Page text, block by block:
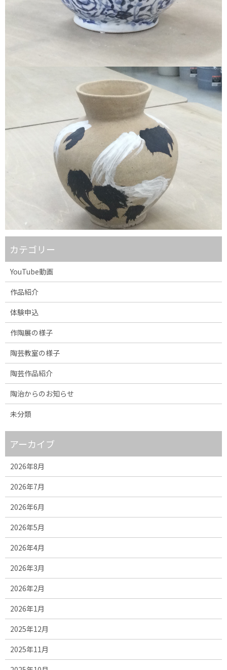
カテゴリー
YouTube動画
作品紹介
体験申込
作陶展の様子
陶芸教室の様子
陶芸作品紹介
陶治からのお知らせ
未分類
アーカイブ
2026年8月
2026年7月
2026年6月
2026年5月
2026年4月
2026年3月
2026年2月
2026年1月
2025年12月
2025年11月